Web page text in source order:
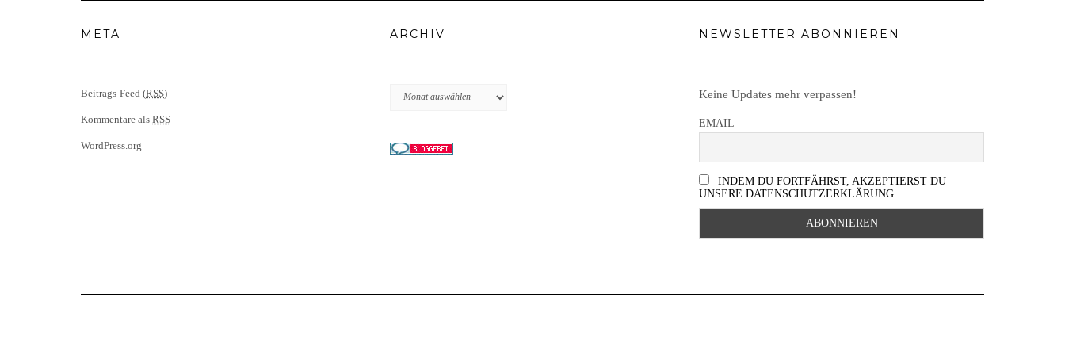
META
Beitrags-Feed (RSS)
Kommentare als RSS
WordPress.org
ARCHIV
Archiv
NEWSLETTER ABONNIEREN
Keine Updates mehr verpassen!
EMAIL
INDEM DU FORTFÄHRST, AKZEPTIERST DU
UNSERE DATENSCHUTZERKLÄRUNG.